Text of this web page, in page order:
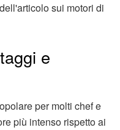
sui motori di
e
per molti chef e
più intenso rispetto ai